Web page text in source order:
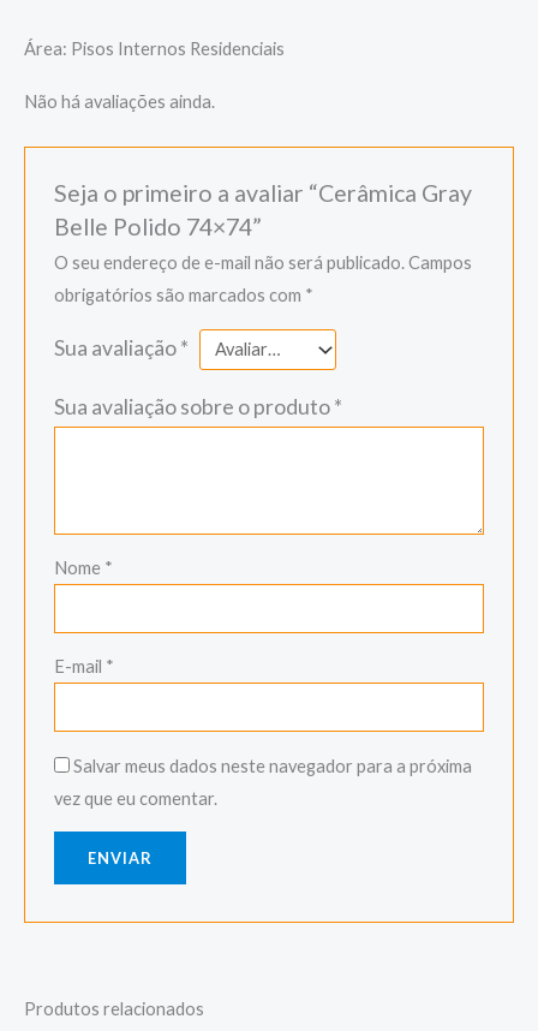
Área: Pisos Internos Residenciais
Não há avaliações ainda.
Seja o primeiro a avaliar “Cerâmica Gray
Belle Polido 74×74”
O seu endereço de e-mail não será publicado.Campos
obrigatórios são marcados com *
Sua avaliação*
Sua avaliação sobre o produto*
Nome *
E-mail *
Salvar meus dados neste navegador para a próxima
vez que eu comentar.
Produtos relacionados